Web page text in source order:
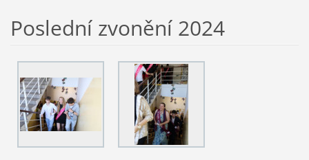
Poslední zvonění 2024